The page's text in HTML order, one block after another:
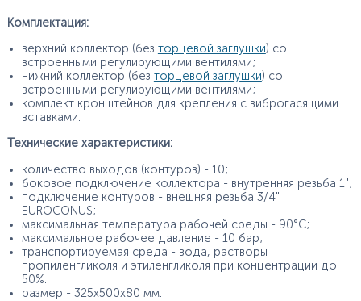
Комплектация:
верхний коллектор (без торцевой заглушки) со
встроенными регулирующими вентилями;
нижний коллектор (без торцевой заглушки) со
встроенными регулирующими вентилями;
комплект кронштейнов для крепления с виброгасящими
вставками.
Технические характеристики:
количество выходов (контуров) - 10;
боковое подключение коллектора - внутренняя резьба 1";
подключение контуров - внешняя резьба 3/4"
EUROCONUS;
максимальная температура рабочей среды - 90°С;
максимальное рабочее давление - 10 бар;
транспортируемая среда - вода, растворы
пропиленгликоля и этиленгликоля при концентрации до
50%.
размер - 325х500х80 мм.